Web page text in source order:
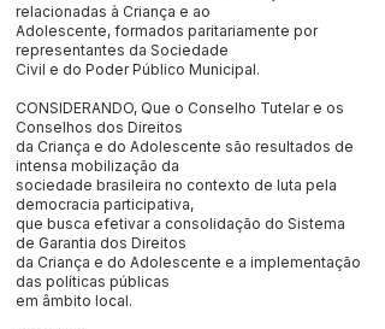
relacionadas à Criança e ao
Adolescente, formados paritariamente por
representantes da Sociedade
Civil e do Poder Público Municipal.
CONSIDERANDO, Que o Conselho Tutelar e os
Conselhos dos Direitos
da Criança e do Adolescente são resultados de
intensa mobilização da
sociedade brasileira no contexto de luta pela
democracia participativa,
que busca efetivar a consolidação do Sistema
de Garantia dos Direitos
da Criança e do Adolescente e a implementação
das políticas públicas
em âmbito local.